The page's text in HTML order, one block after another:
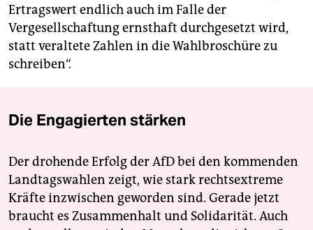
Ertragswert endlich auch im Falle der
Vergesellschaftung ernsthaft durchgesetzt wird,
statt veraltete Zahlen in die Wahlbroschüre zu
schreiben“.
Die Engagierten stärken
Der drohende Erfolg der AfD bei den kommenden
Landtagswahlen zeigt, wie stark rechtsextreme
Kräfte inzwischen geworden sind. Gerade jetzt
braucht es Zusammenhalt und Solidarität. Auch